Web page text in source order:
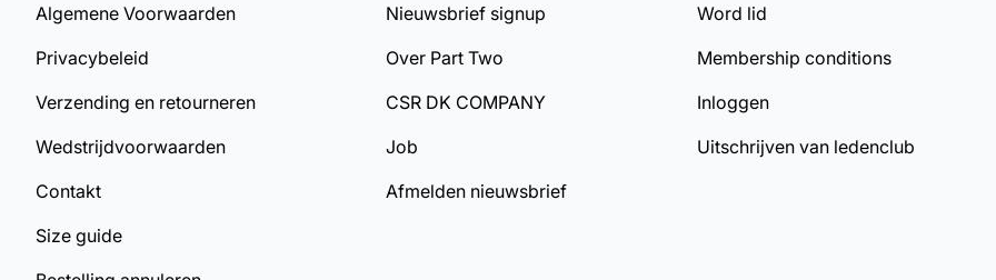
Algemene Voorwaarden
Privacybeleid
Verzending en retourneren
Wedstrijdvoorwaarden
Contakt
Size guide
Nieuwsbrief signup
Over Part Two
CSR DK COMPANY
Job
Afmelden nieuwsbrief
Word lid
Membership conditions
Inloggen
Uitschrijven van ledenclub